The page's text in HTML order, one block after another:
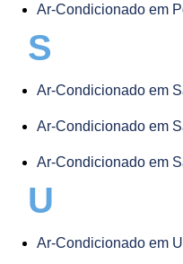
Ar-Condicionado em
S
Ar-Condicionado em
Ar-Condicionado em
Ar-Condicionado em
U
Ar-Condicionado em